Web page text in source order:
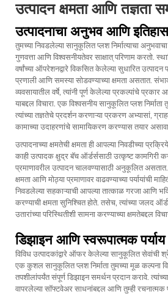
उत्पादन क्षमता आणि तज्ञता
उत्पादनाचा अनुभव आणि इतिहास
तुमच्या निवडलेल्या सानुकूलित प्लश निर्मात्याचा
गुणवत्ता आणि विश्वसनीयतेवर साक्षात् परिणाम करतो.
वर्षांच्या ऑपरेशनद्वारे विकसित केलेल्या सुधारित उत्पादन
प्रणाली आणि समस्या सोडवण्याच्या क्षमता असतात. संभाव्य
व्यवसायातील वर्षे, त्यांनी पूर्ण केलेल्या प्रकल्पांचे प्रकार
याबद्दल विचारा. एक विश्वसनीय सानुकूलित प्लश
त्यांच्या तज्ञतेचे प्रदर्शन करणाऱ्या प्रकरण अभ्यासां,
कामाच्या उदाहरणांचे सामायिकरण करण्यास तयार
उत्पादनाच्या क्षमतेची क्षमता ही आपल्या निवडीच्या
काही उत्पादक क्षुद्र बॅच ऑर्डर्ससाठी उत्कृष्ट कामगिरी
प्रमाणावरील उत्पादन चालवण्यासाठी अनुकूलित
क्षमता आणि मोठ्या प्रमाणावर वाढवण्याच्या पर्यायांची
निवडलेल्या सहकाऱ्याची आपल्या तात्काळ गरजा आणि
करण्याची क्षमता सुनिश्चित होते. तसेच, त्यांच्या जलद
उतारांच्या परिस्थितीशी सामना करण्याच्या क्षमतेबद्दल
डिझाइन आणि स्वरूपात्मक पर्याय
विविध उत्पादकांद्वारे ऑफर केलेल्या सानुकूलित सेवांची
एक कुशल सानुकूलित प्लश निर्माता तुमच्या मूळ कल्पना
तपशीलांपर्यंत संपूर्ण डिझाइन समर्थन प्रदान करावे.
वापरलेल्या सॉफ्टवेअर साधनांबद्दल आणि तुम्ही रचनात्मक